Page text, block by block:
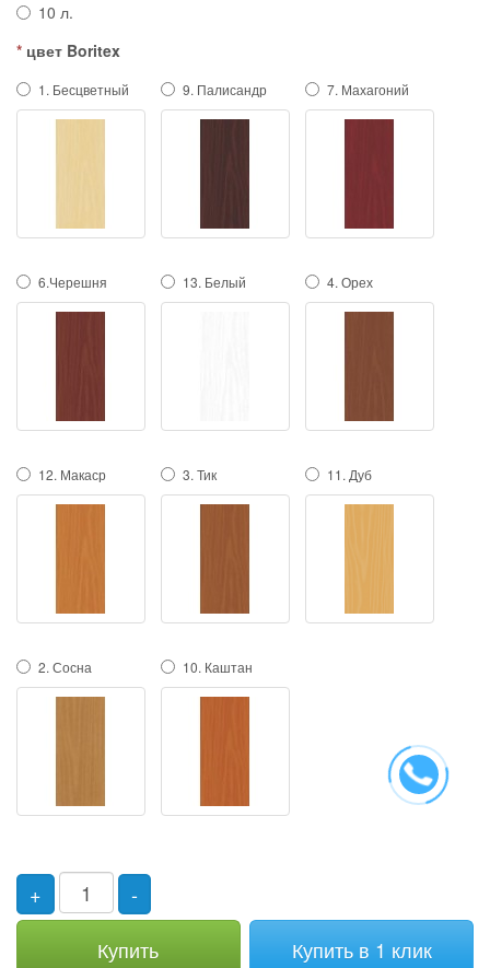
10 л.
цвет Boritex
1. Бесцветный 9. Палисандр 7. Махагоний
6.Черешня 13. Белый 4. Орех
12. Макаср 3. Тик 11. Дуб
2. Сосна 10. Каштан
+
-
Купить
Купить в 1 клик